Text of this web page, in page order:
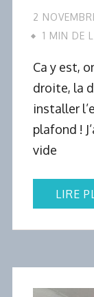
2
1 MIN DE
Ca y est,
droite, la
installer
plafond !
vide
LIRE